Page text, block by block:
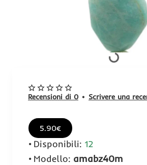
Recensioni di 0 • Scrivere una
5.90€
Disponibili: 12
Modello: amabz40m